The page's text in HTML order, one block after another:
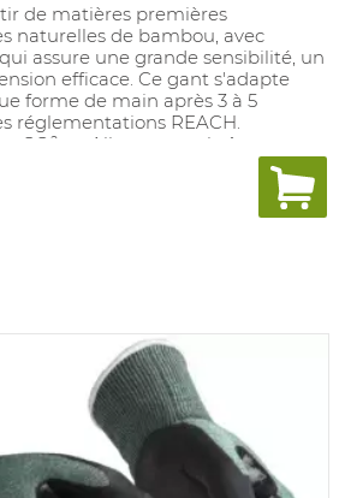
de matières premières
naturelles de bambou, avec
assure une grande sensibilité, un
efficace. Ce gant s'adapte
forme de main après 3 à 5
réglementations REACH.
CO² en Allemagne, chaîne
courte.